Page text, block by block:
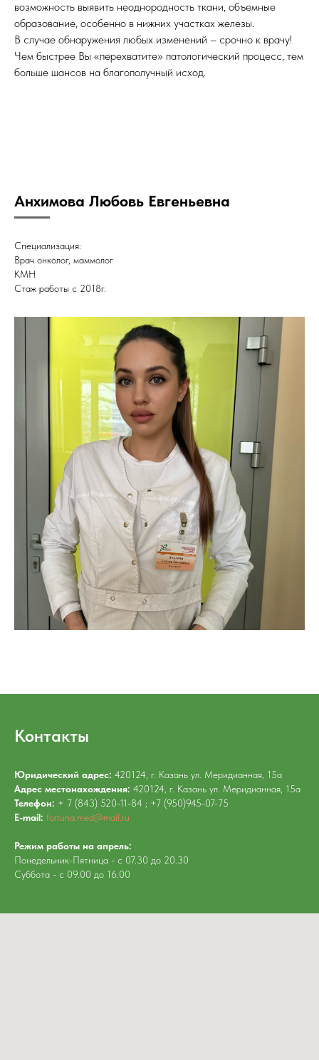
возможность выявить неоднородность ткани, объемные
образование, особенно в нижних участках железы.
В случае обнаружения любых изменений – срочно к врачу!
Чем быстрее Вы «перехватите» патологический процесс, тем
больше шансов на благополучный исход.
Анхимова Любовь Евгеньевна
Специализация:
Врач онколог, маммолог
КМН
Стаж работы с 2018г.
Контакты
Юридический адрес: 420124, г. Казань ул. Меридианная, 15а
Адрес местонахождения: 420124, г. Казань ул. Меридианная, 15а
Телефон: + 7 (843) 520-11-84 ; +7 (950)945-07-75
E-mail: fortuna.med@mail.ru
Режим работы на апрель:
Понедельник-Пятница - с 07.30 до 20.30
Суббота - с 09.00 до 16.00